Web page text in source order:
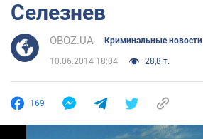
Селезнев
OBOZ.UA Криминальные новости
10.06.2014 18:04 28,8 т.
169